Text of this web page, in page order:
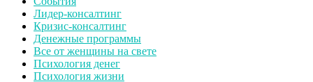
Лидер-консалтинг
Кризис-консалтинг
Денежные программы
Все от женщины на свете
Психология денег
Психология жизни